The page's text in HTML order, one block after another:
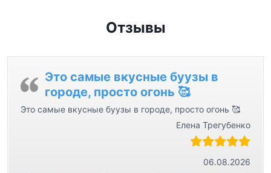
Отзывы
Это самые вкусные буузы в
городе, просто огонь 🥰
Это самые вкусные буузы в городе, просто огонь 🥰
Елена Трегубенко
06.08.2026